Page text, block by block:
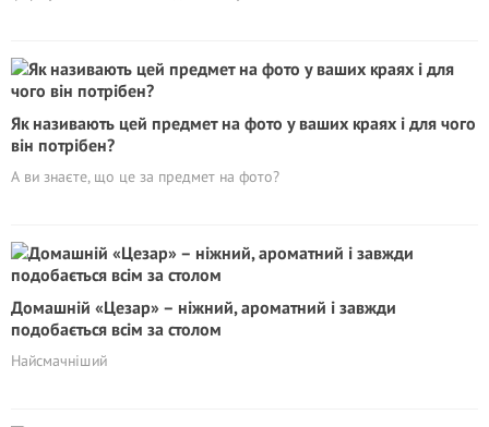
Як називають цей предмет на фото у ваших краях і для чого
він потрібен?
А ви знаєте, що це за предмет на фото?
Домашній «Цезар» – ніжний, ароматний і завжди
подобається всім за столом
Найсмачніший